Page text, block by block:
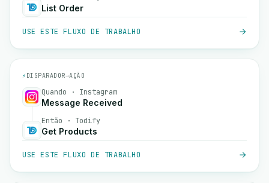
List Order
USE ESTE FLUXO DE TRABALHO
⚡ DISPARADOR→AÇÃO
Quando · Instagram
Message Received
Então · Todify
Get Products
USE ESTE FLUXO DE TRABALHO